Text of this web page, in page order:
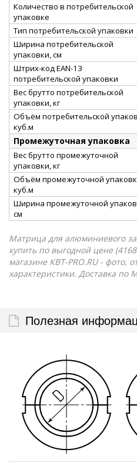
Количество в потребительской
упаковке
Тип потребительской упаковки
Ширина потребительской
упаковки, см
Штрих-код EAN-13
потребительской упаковки
Вес брутто потребительской
упаковки, кг
Объём потребительской
куб.м
Промежуточная упаковка
Вес брутто промежуточной
упаковки, кг
Объём промежуточной
куб.м
Ширина промежуточной
см
Матрица для алюминиевого
купить по выгодной цене
магазине КВТ-PRO.RU - фото,
характеристики. Доставка по
Полезная